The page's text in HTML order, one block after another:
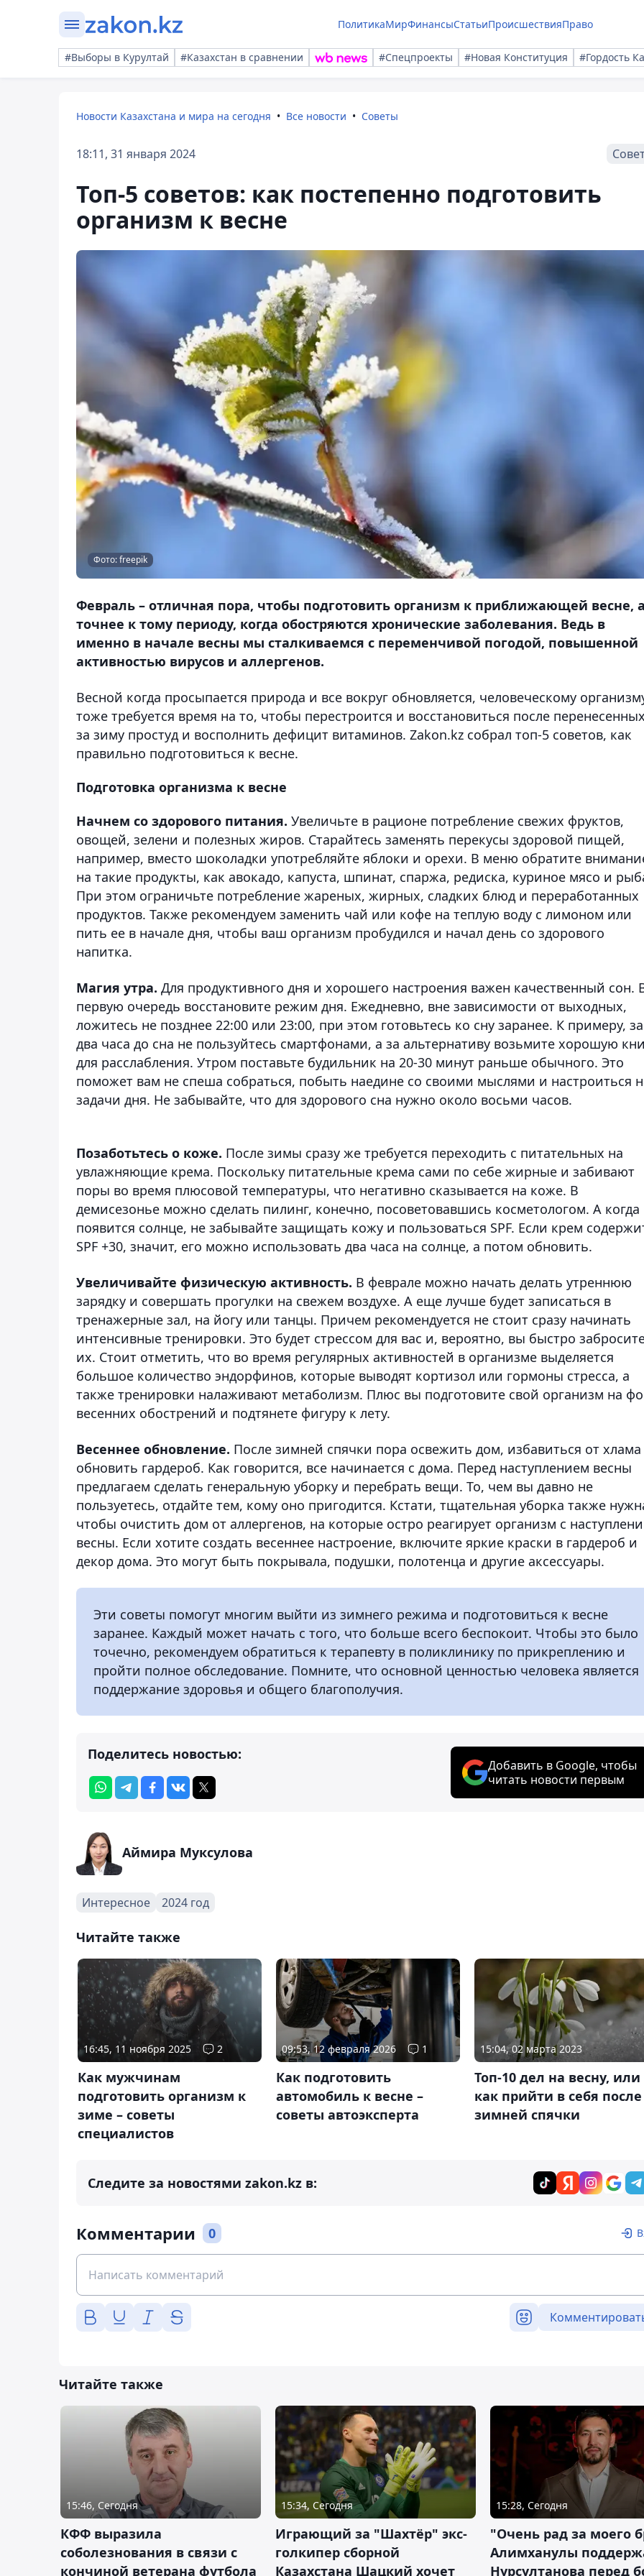
ПолитикаМирФинансыСтатьиПроисшествияПраво
#Выборы в Курултай #Казахстан в сравнении #Спецпроекты #Новая Конституция #Гордость
Новости Казахстана и мира на сегодня Все новости Советы
18:11, 31 января 2024
Топ-5 советов: как постепенно подготовить
организм к весне
Фото: freepik
Февраль – отличная пора, чтобы подготовить организм к приближающей весне,
точнее к тому периоду, когда обостряются хронические заболевания. Ведь в
именно в начале весны мы сталкиваемся с переменчивой погодой, повышенной
активностью вирусов и аллергенов.
Весной когда просыпается природа и все вокруг обновляется, человеческому
тоже требуется время на то, чтобы перестроится и восстановиться после
за зиму простуд и восполнить дефицит витаминов. Zakon.kz собрал топ-5 советов, как
правильно подготовиться к весне.
Подготовка организма к весне
Начнем со здорового питания. Увеличьте в рационе потребление свежих фруктов,
овощей, зелени и полезных жиров. Старайтесь заменять перекусы здоровой пищей,
например, вместо шоколадки употребляйте яблоки и орехи. В меню обратите
на такие продукты, как авокадо, капуста, шпинат, спаржа, редиска, куриное мясо и
При этом ограничьте потребление жареных, жирных, сладких блюд и переработанных
продуктов. Также рекомендуем заменить чай или кофе на теплую воду с лимоном или
пить ее в начале дня, чтобы ваш организм пробудился и начал день со здорового
напитка.
Магия утра. Для продуктивного дня и хорошего настроения важен качественный сон.
первую очередь восстановите режим дня. Ежедневно, вне зависимости от выходных,
ложитесь не позднее 22:00 или 23:00, при этом готовьтесь ко сну заранее. К примеру, за
два часа до сна не пользуйтесь смартфонами, а за альтернативу возьмите хорошую
для расслабления. Утром поставьте будильник на 20-30 минут раньше обычного. Это
поможет вам не спеша собраться, побыть наедине со своими мыслями и настроиться
задачи дня. Не забывайте, что для здорового сна нужно около восьми часов.
Позаботьтесь о коже. После зимы сразу же требуется переходить с питательных на
увлажняющие крема. Поскольку питательные крема сами по себе жирные и забивают
поры во время плюсовой температуры, что негативно сказывается на коже. В
демисезонье можно сделать пилинг, конечно, посоветовавшись косметологом. А когда
появится солнце, не забывайте защищать кожу и пользоваться SPF. Если крем
SPF +30, значит, его можно использовать два часа на солнце, а потом обновить.
Увеличивайте физическую активность. В феврале можно начать делать утреннюю
зарядку и совершать прогулки на свежем воздухе. А еще лучше будет записаться в
тренажерные зал, на йогу или танцы. Причем рекомендуется не стоит сразу начинать
интенсивные тренировки. Это будет стрессом для вас и, вероятно, вы быстро
их. Стоит отметить, что во время регулярных активностей в организме выделяется
большое количество эндорфинов, которые выводят кортизол или гормоны стресса, а
также тренировки налаживают метаболизм. Плюс вы подготовите свой организм на
весенних обострений и подтянете фигуру к лету.
Весеннее обновление. После зимней спячки пора освежить дом, избавиться от
обновить гардероб. Как говорится, все начинается с дома. Перед наступлением весны
предлагаем сделать генеральную уборку и перебрать вещи. То, чем вы давно не
пользуетесь, отдайте тем, кому оно пригодится. Кстати, тщательная уборка также
чтобы очистить дом от аллергенов, на которые остро реагирует организм с
весны. Если хотите создать весеннее настроение, включите яркие краски в гардероб и
декор дома. Это могут быть покрывала, подушки, полотенца и другие аксессуары.
Эти советы помогут многим выйти из зимнего режима и подготовиться к весне
заранее. Каждый может начать с того, что больше всего беспокоит. Чтобы это было
точечно, рекомендуем обратиться к терапевту в поликлинику по прикреплению и
пройти полное обследование. Помните, что основной ценностью человека является
поддержание здоровья и общего благополучия.
Поделитесь новостью:
Добавить в Google, чтобы
читать новости первым
Аймира Муксулова
Интересное 2024 год
Читайте также
16:45, 11 ноября 2025 2
Как мужчинам
подготовить организм к
зиме – советы
специалистов
09:53, 12 февраля 2026 1
Как подготовить
автомобиль к весне –
советы автоэксперта
15:04, 02 марта 2023
Топ-10 дел на весну, или
как прийти в себя после
зимней спячки
Следите за новостями zakon.kz в:
Комментарии 0
Читайте также
15:46, Сегодня
КФФ выразила
соболезнования в связи с
кончиной ветерана футбола
15:34, Сегодня
Играющий за "Шахтёр" экс-
голкипер сборной
Казахстана Шацкий хочет
15:28, Сегодня
"Очень рад за моего
Алимханулы
Нурсултанова перед